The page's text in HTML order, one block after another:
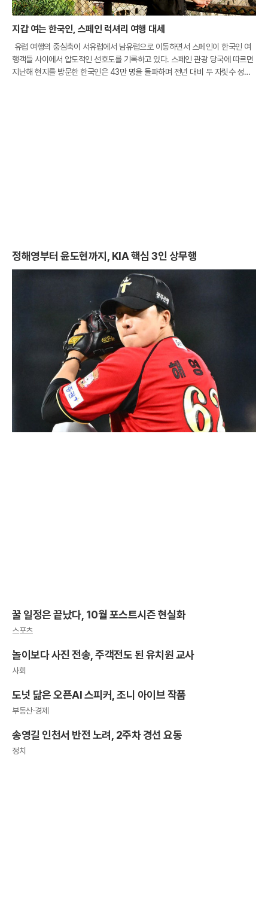
지갑 여는 한국인, 스페인 럭셔리 여행 대세
유럽 여행의 중심축이 서유럽에서 남유럽으로 이동하면서 스페인이 한국인 여
행객들 사이에서 압도적인 선호도를 기록하고 있다. 스페인 관광 당국에 따르면
지난해 현지를 방문한 한국인은 43만 명을 돌파하며 전년 대비 두 자릿수 성장
정해영부터 윤도현까지, KIA 핵심 3인 상무행
꿀 일정은 끝났다, 10월 포스트시즌 현실화
스포츠
놀이보다 사진 전송, 주객전도 된 유치원 교사
사회
도넛 닮은 오픈AI 스피커, 조니 아이브 작품
부동산·경제
송영길 인천서 반전 노려, 2주차 경선 요동
정치